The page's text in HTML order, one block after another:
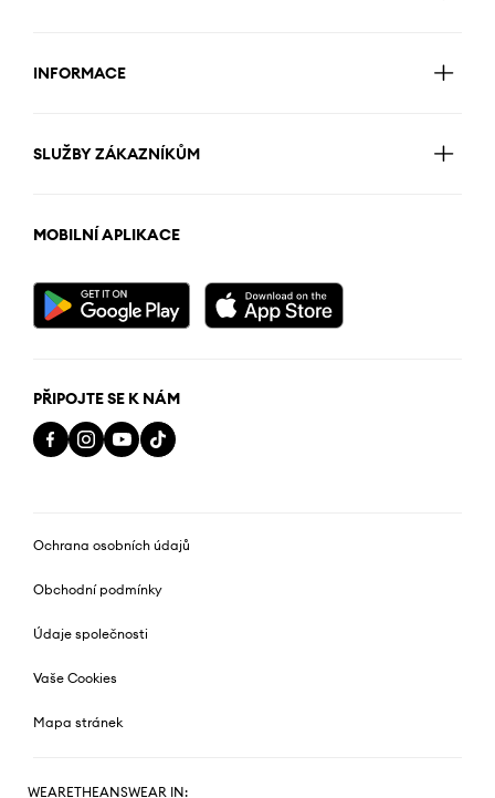
INFORMACE
SLUŽBY ZÁKAZNÍKŮM
MOBILNÍ APLIKACE
PŘIPOJTE SE K NÁM
Ochrana osobních údajů
Obchodní podmínky
Údaje společnosti
Vaše Cookies
Mapa stránek
WEARETHEANSWEAR IN: